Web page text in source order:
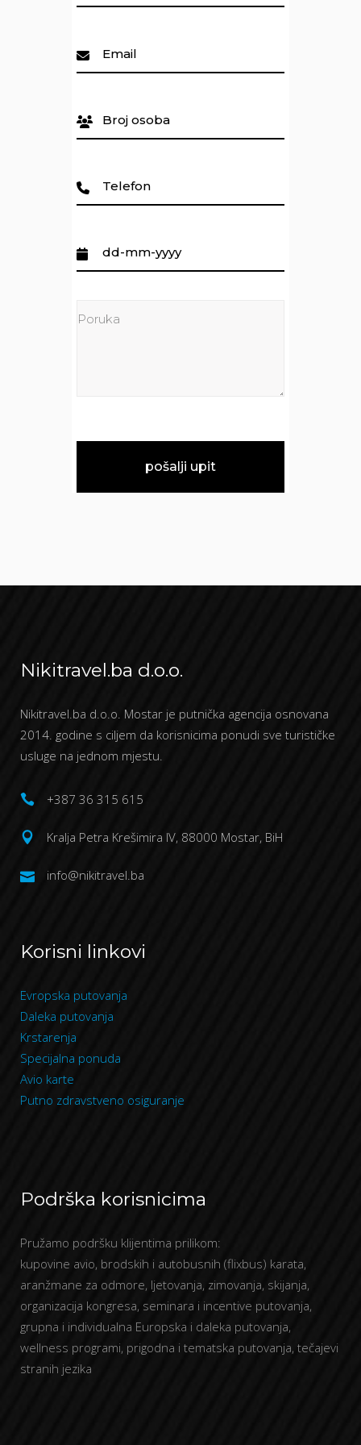
Nikitravel.ba d.o.o.
Nikitravel.ba d.o.o. Mostar je putnička agencija osnovana
2014. godine s ciljem da korisnicima ponudi sve turističke
usluge na jednom mjestu.
+387 36 315 615
Kralja Petra Krešimira IV, 88000 Mostar, BiH
info@nikitravel.ba
Korisni linkovi
Evropska putovanja
Daleka putovanja
Krstarenja
Specijalna ponuda
Avio karte
Putno zdravstveno osiguranje
Podrška korisnicima
Pružamo podršku klijentima prilikom:
kupovine avio, brodskih i autobusnih (flixbus) karata,
aranžmane za odmore, ljetovanja, zimovanja, skijanja,
organizacija kongresa, seminara i incentive putovanja,
grupna i individualna Europska i daleka putovanja,
wellness programi, prigodna i tematska putovanja, tečajevi
stranih jezika